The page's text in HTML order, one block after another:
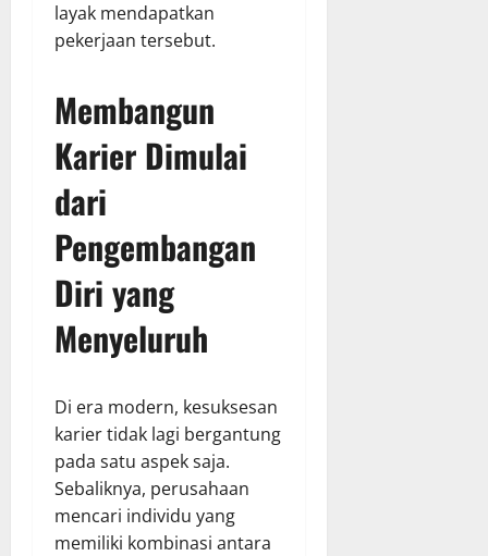
layak mendapatkan
pekerjaan tersebut.
Membangun
Karier Dimulai
dari
Pengembangan
Diri yang
Menyeluruh
Di era modern, kesuksesan
karier tidak lagi bergantung
pada satu aspek saja.
Sebaliknya, perusahaan
mencari individu yang
memiliki kombinasi antara